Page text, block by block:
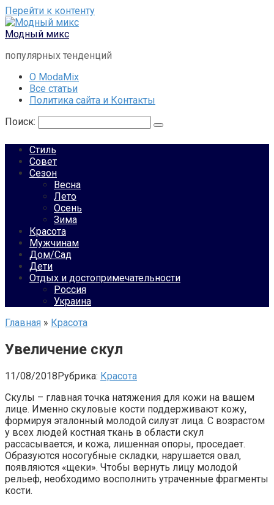
Перейти к контенту
Модный микс
популярных тенденций
О ModaMix
Все статьи
Политика сайта и Контакты
Поиск:
Стиль
Совет
Сезон
Весна
Лето
Осень
Зима
Красота
Мужчинам
Дом/Сад
Дети
Отдых и достопримечательности
Россия
Украина
Главная » Красота
Увеличение скул
11/08/2018Рубрика: Красота
Скулы – главная точка натяжения для кожи на вашем
лице. Именно скуловые кости поддерживают кожу,
формируя эталонный молодой силуэт лица. С возрастом
у всех людей костная ткань в области скул
рассасывается, и кожа, лишенная опоры, проседает.
Образуются носогубные складки, нарушается овал,
появляются «щеки». Чтобы вернуть лицу молодой
рельеф, необходимо восполнить утраченные фрагменты
кости.